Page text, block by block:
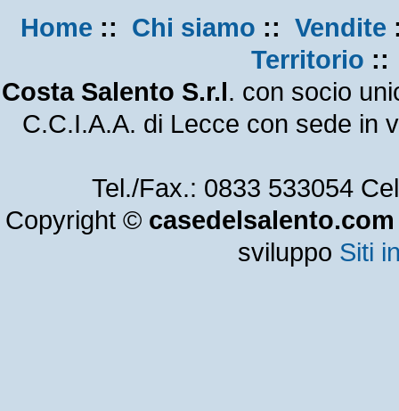
Home :: Chi siamo :: Vendite
Territorio
Costa Salento S.r.l. con socio
C.C.I.A.A. di Lecce con sede in
Tel./Fax.: 0833 533054
Copyright © casedelsalento.com
sviluppo Siti